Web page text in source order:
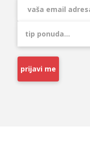
prijavi me